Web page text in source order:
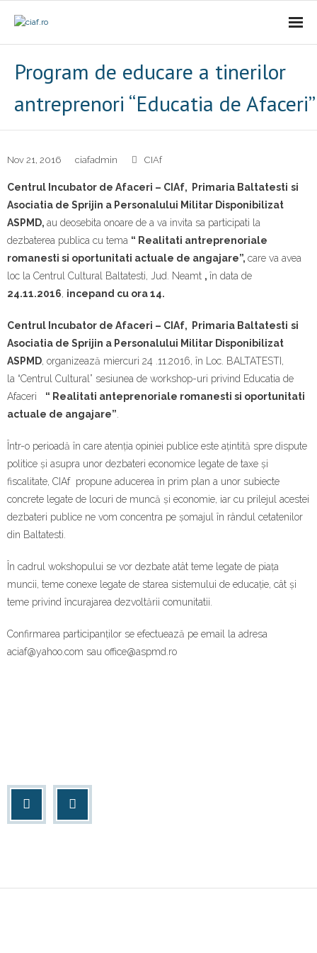
- Misiune
- Cariere
- Comunicat
Firme incubate
SAL
Contact
Program de educare a tinerilor
antreprenori “Educatia de Afaceri”
Nov 21, 2016 ciafadmin CIAf
Centrul Incubator d e Afaceri – CIAf, Primaria Baltatesti si
Asociatia de Sprijin a Personalului Militar Disponibilizat
ASPMD, au deosebita onoare de a va invita sa participati la
dezbaterea publica cu tema “ Realitati antreprenoriale
romanesti si oportunitati actuale de angajare”, care va avea
loc la Centrul Cultural Baltatesti, Jud. Neamt , în data de
24.11.2016 incepand cu ora 14.
Centrul Incubator d e Afaceri – CIAf, Primaria Baltatesti si
Asociatia de Sprijin a Personalului Militar Disponibilizat
ASPMD , organizează miercuri 24 .11.2016, în Loc. BALTATESTI,
la “Centrul Cultural” sesiunea de workshop-uri privind Educatia de
Afaceri “ Realitati anteprenoriale romanesti si oportunitati
actuale de angajare”
Într-o perioadă în care atenția opiniei publice este ațintită spre dispute
politice și asupra unor dezbateri economice legate de taxe și
fiscalitate, CIAf propune aducerea în prim plan a unor subiecte
concrete legate de locuri de muncă și economie, iar cu prilejul acestei
dezbateri publice ne vom concentra pe șomajul în rândul cetatenilor
din Baltatesti.
În cadrul wokshopului se vor dezbate atât teme legate de piața
muncii, teme conexe legate de starea sistemului de educație, cât și
teme privind încurajarea dezvoltării comunitatii.
Confirmarea participanților se efectuează pe email la adresa
aciaf@yahoo.com sau office@aspmd.ro